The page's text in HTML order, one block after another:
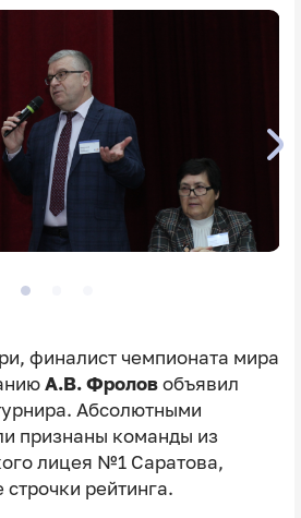
финалист чемпионата мира
А.В. Фроловобъявил
Абсолютными
признаны команды из
лицея №1 Саратова,
рейтинга.